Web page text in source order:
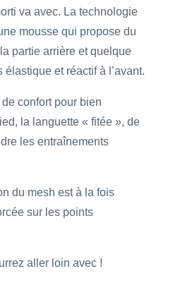
va avec. La technologie
mousse qui propose du
partie arrière et quelque
élastique et réactif à l’avant.
confort pour bien
la languette « fitée », de
les entraînements
du mesh est à la fois
sur les points
aller loin avec !